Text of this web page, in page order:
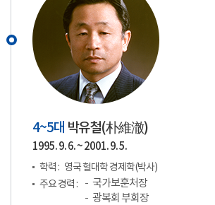
4~5대 박유철(朴維澈)
1995. 9. 6. ~ 2001. 9. 5.
학력 : 영국 헐대학 경제학(박사)
주요 경력 :
국가보훈처장
광복회 부회장